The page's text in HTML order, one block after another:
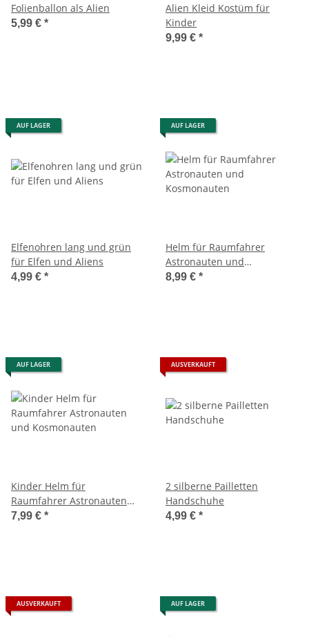
Folienballon als Alien
5,99 € *
Alien Kleid Kostüm für
Kinder
9,99 € *
AUF LAGER
Elfenohren lang und grün
für Elfen und Aliens
4,99 € *
AUF LAGER
Helm für Raumfahrer
Astronauten und
Kosmonauten
8,99 € *
AUF LAGER
Kinder Helm für
Raumfahrer Astronauten
und Kosmonauten
7,99 € *
AUSVERKAUFT
2 silberne Pailletten
Handschuhe
4,99 € *
AUSVERKAUFT AUF LAGER